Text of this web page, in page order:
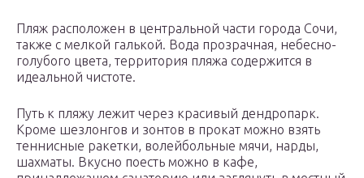
Пляж расположен в центральной части города Сочи,
также с мелкой галькой. Вода прозрачная, небесно-
голубого цвета, территория пляжа содержится в
идеальной чистоте.
Путь к пляжу лежит через красивый дендропарк.
Кроме шезлонгов и зонтов в прокат можно взять
теннисные ракетки, волейбольные мячи, нарды,
шахматы. Вкусно поесть можно в кафе,